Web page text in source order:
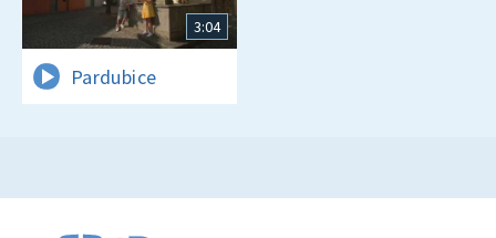
3:04
Pardubice